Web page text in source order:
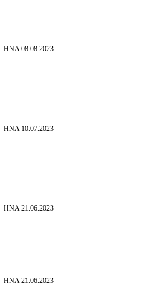
HNA 08.08.2023
HNA 10.07.2023
HNA 21.06.2023
HNA 21.06.2023